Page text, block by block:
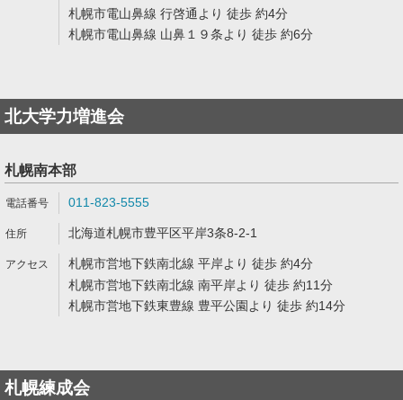
札幌市電山鼻線 行啓通より 徒歩 約4分
札幌市電山鼻線 山鼻１９条より 徒歩 約6分
北大学力増進会
札幌南本部
011-823-5555
北海道札幌市豊平区平岸3条8-2-1
札幌市営地下鉄南北線 平岸より 徒歩 約4分
札幌市営地下鉄南北線 南平岸より 徒歩 約11分
札幌市営地下鉄東豊線 豊平公園より 徒歩 約14分
札幌練成会